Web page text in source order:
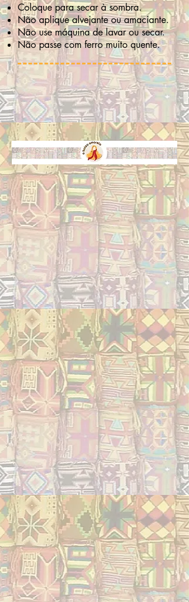
Coloque para secar à sombra.
Não aplique alvejante ou amaciante.
Não use máquina de lavar ou secar.
Não passe com ferro muito quente.